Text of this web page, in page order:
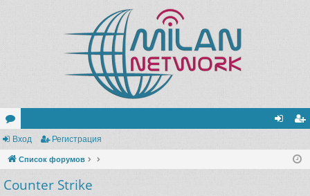
ор
ум
ы
ис
Вход Регистрация
Список форумов
Counter Strike